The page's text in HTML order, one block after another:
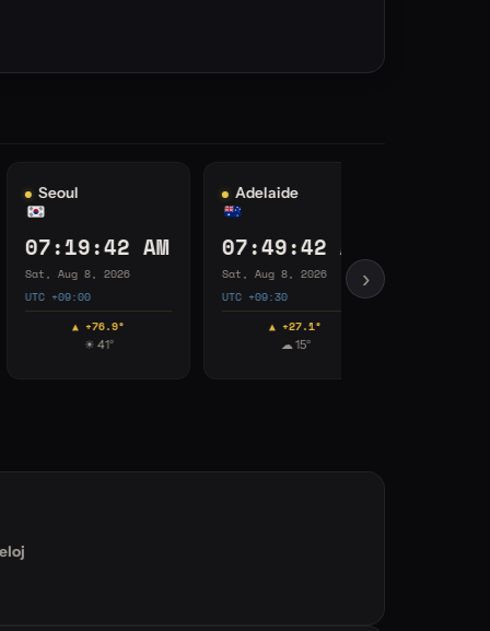
AM
Aug 8, 2026
+10:00
▲ +26.5°
Auckland
10:19:43 AM
Sat, Aug 8, 2026
UTC +12:00
▲ +15.5°
›